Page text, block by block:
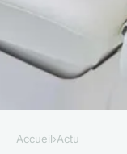
Accueil›Actu